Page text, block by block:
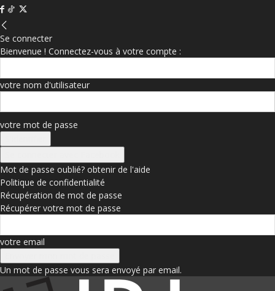
Se connecter
Bienvenue ! Connectez-vous à votre compte :
votre nom d'utilisateur
votre mot de passe
Mot de passe oublié? obtenir de l'aide
Politique de confidentialité
Récupération de mot de passe
Récupérer votre mot de passe
votre email
Un mot de passe vous sera envoyé par email.